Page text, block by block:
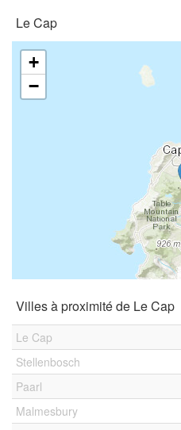
Le Cap
+
−
Villes à proximité de Le Cap
Le Cap
Stellenbosch
Paarl
Malmesbury